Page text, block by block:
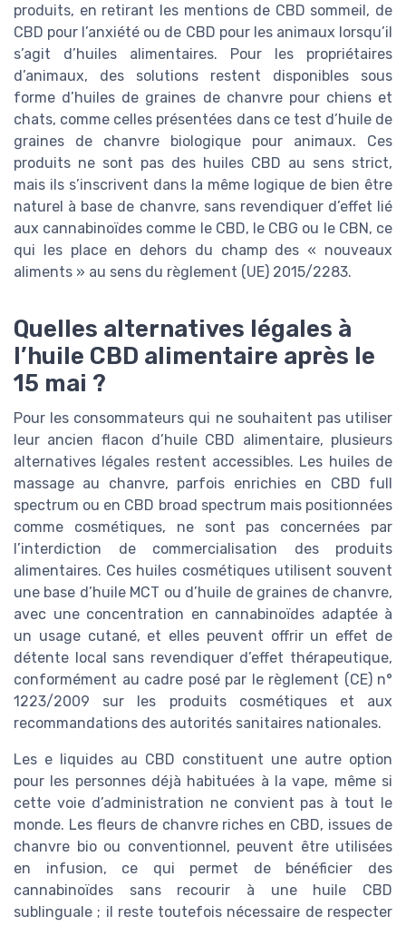
produits, en retirant les mentions de CBD sommeil, de
CBD pour l’anxiété ou de CBD pour les animaux lorsqu’il
s’agit d’huiles alimentaires. Pour les propriétaires
d’animaux, des solutions restent disponibles sous
forme d’huiles de graines de chanvre pour chiens et
chats, comme celles présentées dans ce test d’huile de
graines de chanvre biologique pour animaux. Ces
produits ne sont pas des huiles CBD au sens strict,
mais ils s’inscrivent dans la même logique de bien être
naturel à base de chanvre, sans revendiquer d’effet lié
aux cannabinoïdes comme le CBD, le CBG ou le CBN, ce
qui les place en dehors du champ des « nouveaux
aliments » au sens du règlement (UE) 2015/2283.
Quelles alternatives légales à
l’huile CBD alimentaire après le
15 mai ?
Pour les consommateurs qui ne souhaitent pas utiliser
leur ancien flacon d’huile CBD alimentaire, plusieurs
alternatives légales restent accessibles. Les huiles de
massage au chanvre, parfois enrichies en CBD full
spectrum ou en CBD broad spectrum mais positionnées
comme cosmétiques, ne sont pas concernées par
l’interdiction de commercialisation des produits
alimentaires. Ces huiles cosmétiques utilisent souvent
une base d’huile MCT ou d’huile de graines de chanvre,
avec une concentration en cannabinoïdes adaptée à
un usage cutané, et elles peuvent offrir un effet de
détente local sans revendiquer d’effet thérapeutique,
conformément au cadre posé par le règlement (CE) n°
1223/2009 sur les produits cosmétiques et aux
recommandations des autorités sanitaires nationales.
Les e liquides au CBD constituent une autre option
pour les personnes déjà habituées à la vape, même si
cette voie d’administration ne convient pas à tout le
monde. Les fleurs de chanvre riches en CBD, issues de
chanvre bio ou conventionnel, peuvent être utilisées
en infusion, ce qui permet de bénéficier des
cannabinoïdes sans recourir à une huile CBD
sublinguale ; il reste toutefois nécessaire de respecter